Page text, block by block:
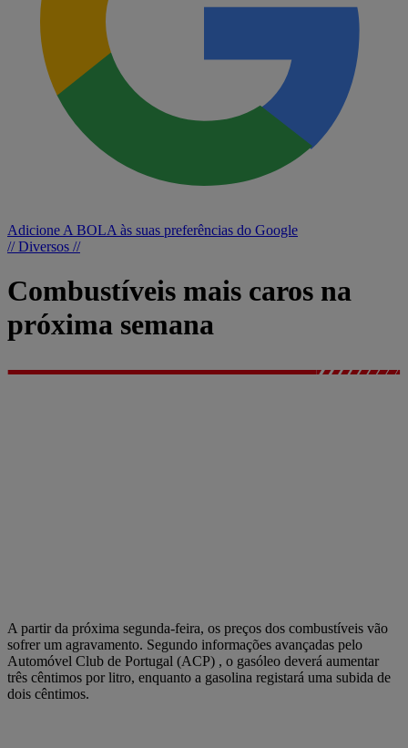
Adicione A BOLA às suas preferências do Google
// Diversos //
Combustíveis mais caros na
próxima semana
A partir da próxima segunda-feira, os preços dos combustíveis vão
sofrer um agravamento. Segundo informações avançadas pelo
Automóvel Club de Portugal (ACP) , o gasóleo deverá aumentar
três cêntimos por litro, enquanto a gasolina registará uma subida de
dois cêntimos.